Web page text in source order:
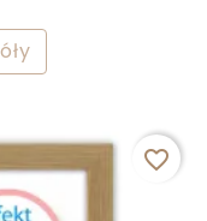
favorite_border